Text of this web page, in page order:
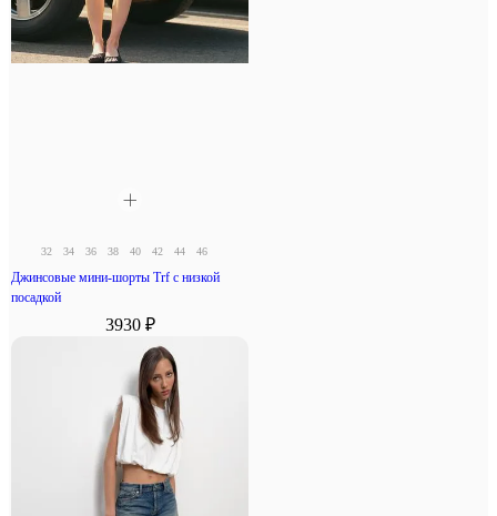
32 34 36 38 40 42 44 46
Джинсовые мини-шорты Trf с низкой
посадкой
3930 ₽